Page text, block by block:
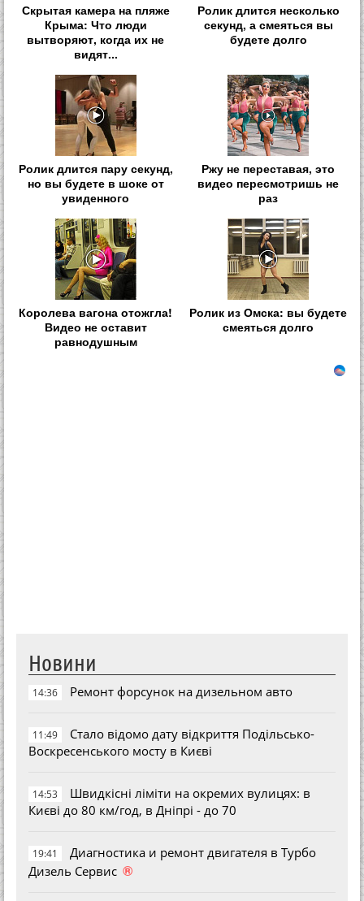
Скрытая камера на пляже
Крыма: Что люди
вытворяют, когда их не
видят...
Ролик длится несколько
секунд, а смеяться вы
будете долго
Ролик длится пару секунд,
но вы будете в шоке от
увиденного
Ржу не переставая, это
видео пересмотришь не
раз
Королева вагона отожгла!
Видео не оставит
равнодушным
Ролик из Омска: вы будете
смеяться долго
Новини
14:36 Ремонт форсунок на дизельном авто
11:49
Стало відомо дату відкриття Подільсько-
Воскресенського мосту в Києві
14:53
Швидкісні ліміти на окремих вулицях: в
Києві до 80 км/год, в Дніпрі - до 70
19:41
Диагностика и ремонт двигателя в Турбо
Дизель Сервис ®